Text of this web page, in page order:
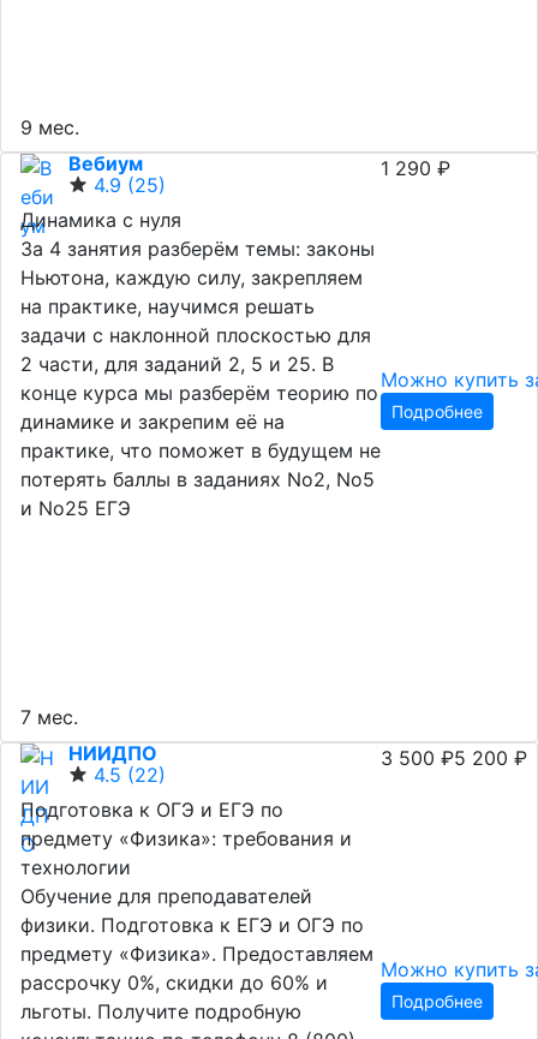
9 мес.
Вебиум
4.9 (25)
Динамика с нуля
За 4 занятия разберём темы: законы
Ньютона, каждую силу, закрепляем
на практике, научимся решать
задачи с наклонной плоскостью для
2 части, для заданий 2, 5 и 25. В
конце курса мы разберём теорию по
динамике и закрепим её на
практике, что поможет в будущем не
потерять баллы в заданиях No2, No5
и No25 ЕГЭ
7 мес.
1 290 ₽
Можно купить
Подробнее
НИИДПО
4.5 (22)
Подготовка к ОГЭ и ЕГЭ по
предмету «Физика»: требования и
технологии
Обучение для преподавателей
физики. Подготовка к ЕГЭ и ОГЭ по
предмету «Физика». Предоставляем
рассрочку 0%, скидки до 60% и
льготы. Получите подробную
3 500 ₽5 200 ₽
Можно купить
Подробнее